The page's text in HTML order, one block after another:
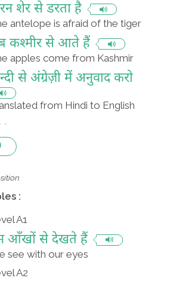
शेर से डरता है
antelope is afraid of the tiger
कश्मीर से आते हैं
apples come from Kashmir
से अंग्रेज़ी में अनुवाद करो
from Hindi to English
:
A1
आँखों से देखते हैं
see with our eyes
A2